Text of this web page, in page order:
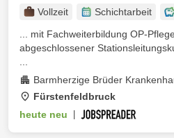
Vollzeit Schichtarbeit
... mit Fachweiterbildung OP-
abgeschlossener
Barmherzige Brüder
Fürstenfeldbruck
heute neu